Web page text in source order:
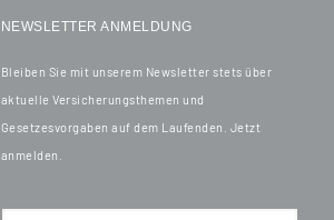
NEWSLETTER ANMELDUNG
Bleiben Sie mit unserem Newsletter stets über
aktuelle Versicherungsthemen und
Gesetzesvorgaben auf dem Laufenden. Jetzt
anmelden.